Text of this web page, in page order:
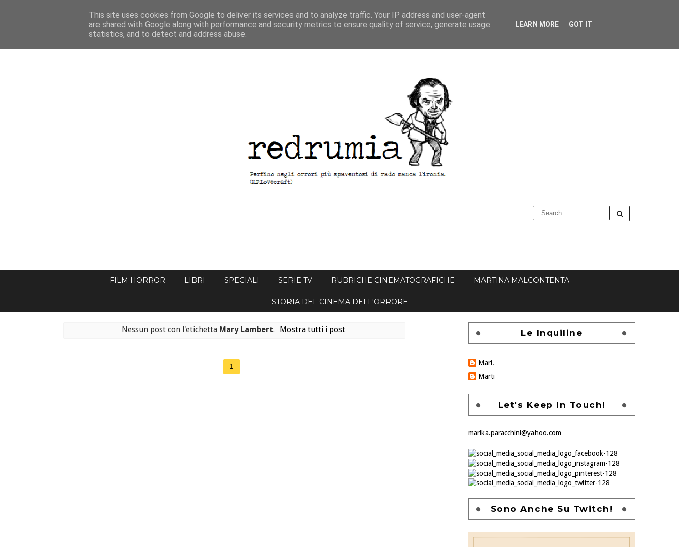
FILM HORROR LIBRI SPECIALI SERIE TV RUBRICHE CINEMATOGRAFICHE MARTINA MALCONTENTA
STORIA DEL CINEMA DELL'ORRORE
Nessun post con l'etichetta Mary Lambert. Mostra tutti i post
1
Le Inquiline
Mari.
Marti
Let's Keep In Touch!
marika.paracchini@yahoo.com
Sono Anche Su Twitch!
This site uses cookies from Google to deliver its services and to analyze traffic. Your IP address and user-agent
are shared with Google along with performance and security metrics to ensure quality of service, generate usage
statistics, and to detect and address abuse.
LEARN MORE GOT IT